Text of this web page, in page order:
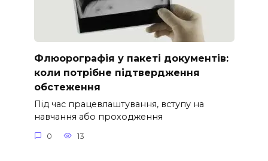
Флюорографія у пакеті документів:
коли потрібне підтвердження
обстеження
Під час працевлаштування, вступу на
навчання або проходження
0 13